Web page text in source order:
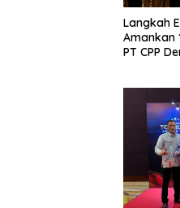
Langkah
Amankan
PT CPP